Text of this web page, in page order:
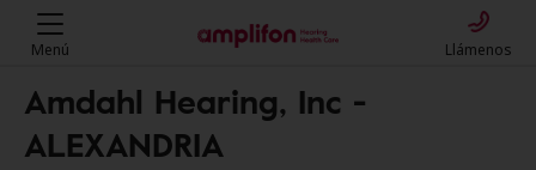
Menú Llámenos
Amdahl Hearing, Inc -
ALEXANDRIA